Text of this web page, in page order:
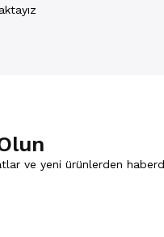
ve yeni ürünlerden